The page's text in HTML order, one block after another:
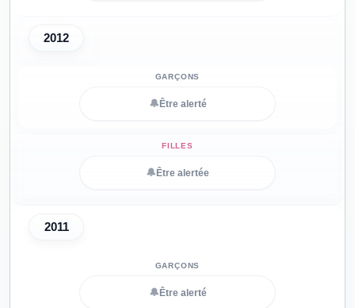
2012
🔔 Être alerté
🔔 Être alertée
2011
🔔 Être alerté